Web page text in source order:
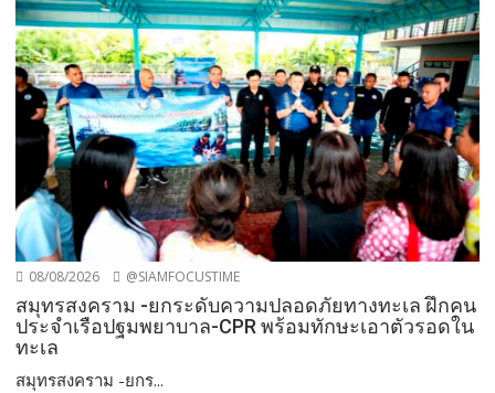
08/08/2026 @SIAMFOCUSTIME
สมุทรสงคราม -ยกระดับความปลอดภัยทางทะเล ฝึกคน
ประจำเรือปฐมพยาบาล-CPR พร้อมทักษะเอาตัวรอดใน
ทะเล
สมุทรสงคราม -ยกร...